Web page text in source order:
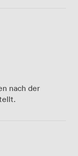
nach der